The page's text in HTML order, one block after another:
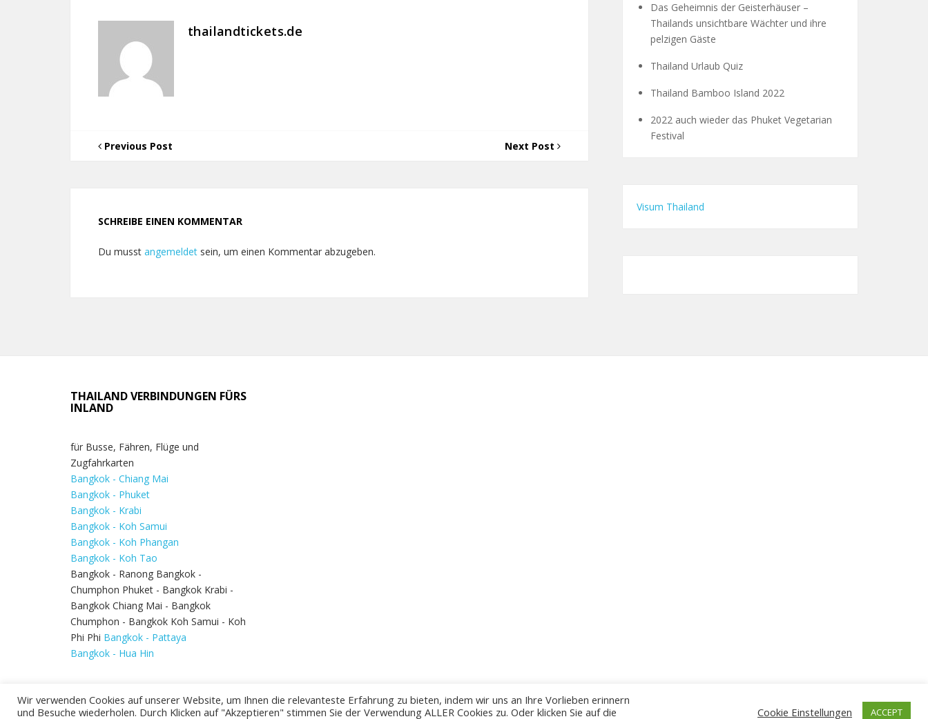
thailandtickets.de
Previous Post Next Post
SCHREIBE EINEN KOMMENTAR
Du musst angemeldet sein, um einen Kommentar abzugeben.
Das Geheimnis der Geisterhäuser –
Thailands unsichtbare Wächter und ihre
pelzigen Gäste
Thailand Urlaub Quiz
Thailand Bamboo Island 2022
2022 auch wieder das Phuket Vegetarian
Festival
Visum Thailand
THAILAND VERBINDUNGEN FÜRS
INLAND
für Busse, Fähren, Flüge und
Zugfahrkarten
Bangkok - Chiang Mai
Bangkok - Phuket
Bangkok - Krabi
Bangkok - Koh Samui
Bangkok - Koh Phangan
Bangkok - Koh Tao
Bangkok - Ranong Bangkok -
Chumphon Phuket - Bangkok Krabi -
Bangkok Chiang Mai - Bangkok
Chumphon - Bangkok Koh Samui - Koh
Phi Phi Bangkok - Pattaya
Bangkok - Hua Hin
Wir verwenden Cookies auf unserer Website, um Ihnen die relevanteste Erfahrung zu bieten, indem wir uns an Ihre Vorlieben erinnern
und Besuche wiederholen. Durch Klicken auf "Akzeptieren" stimmen Sie der Verwendung ALLER Cookies zu. Oder klicken Sie auf die
Cookie Einstellungen ACCEPT